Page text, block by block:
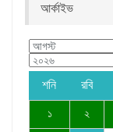
আর্কাইভ
শনি রবি
১ ২